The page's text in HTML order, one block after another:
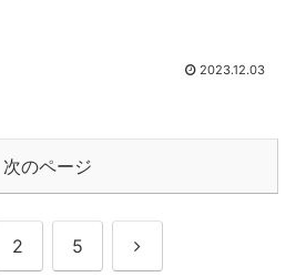
2023.12.03
次のページ
2 5 次